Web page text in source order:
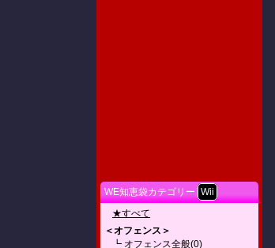
WE知恵袋カテゴリー Wii
★すべて
＜オフェンス＞
┗ オフェンス全般(0)